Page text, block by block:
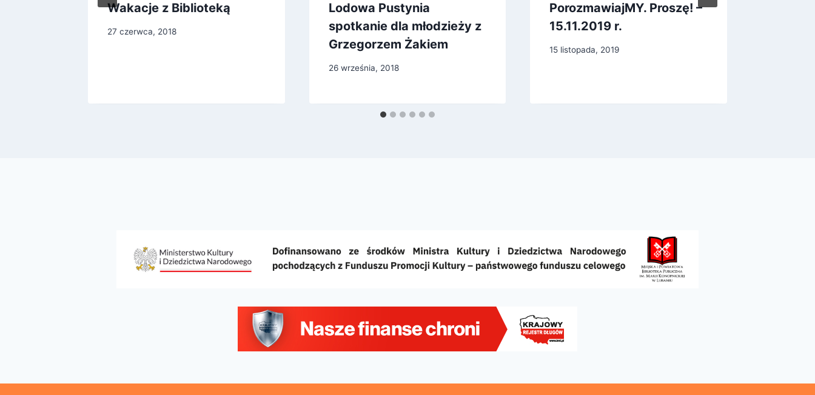
Wakacje z Biblioteką
27 czerwca, 2018
Lodowa Pustynia
spotkanie dla młodzieży z
Grzegorzem Żakiem
26 września, 2018
PorozmawiajMY. Proszę! –
15.11.2019 r.
15 listopada, 2019